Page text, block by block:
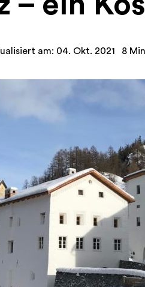
am: 04. Okt. 2021 8